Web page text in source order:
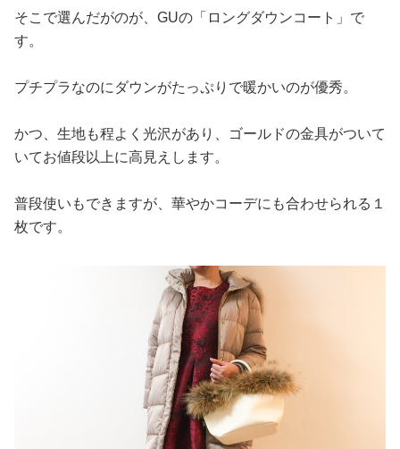
そこで選んだがのが、GUの「ロングダウンコート」で
す。
プチプラなのにダウンがたっぷりで暖かいのが優秀。
かつ、生地も程よく光沢があり、ゴールドの金具がついて
いてお値段以上に高見えします。
普段使いもできますが、華やかコーデにも合わせられる１
枚です。